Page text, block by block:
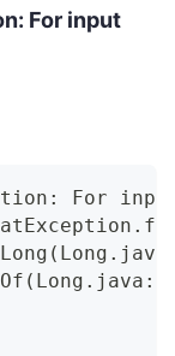
For input
For